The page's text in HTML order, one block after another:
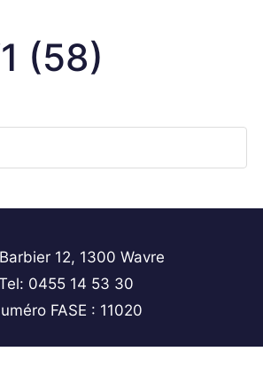
(58)
12, 1300 Wavre
0455 14 53 30
FASE : 11020